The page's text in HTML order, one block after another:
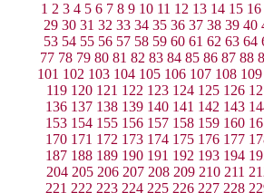
1 2 3 4 5 6 7 8 9 10 11 12 13 14 15 16
29 30 31 32 33 34 35 36 37 38 39 40
53 54 55 56 57 58 59 60 61 62 63 64
77 78 79 80 81 82 83 84 85 86 87 88
101 102 103 104 105 106 107 108 109
119 120 121 122 123 124 125 126
136 137 138 139 140 141 142 143
153 154 155 156 157 158 159 160
170 171 172 173 174 175 176 177
187 188 189 190 191 192 193 194
204 205 206 207 208 209 210 211
221 222 223 224 225 226 227 228